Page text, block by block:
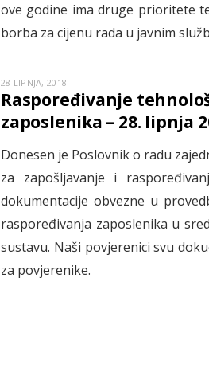
ove godine ima druge prioritete
borba za cijenu rada u javnim
28 LIPNJA, 2018
Raspoređivanje
zaposlenika – 28. lipnja
Donesen je Poslovnik o radu
za zapošljavanje i
dokumentacije obvezne u
raspoređivanja zaposlenika u
sustavu. Naši povjerenici svu
za povjerenike.